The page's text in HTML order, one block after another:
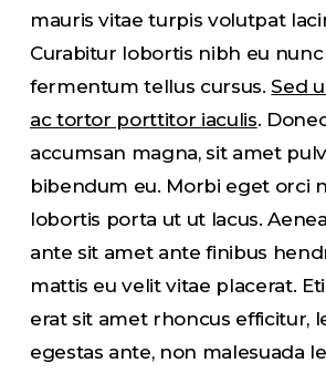
mauris vitae turpis volutpat
Curabitur lobortis nibh eu
fermentum tellus cursus.Sed
ac tortor porttitor iaculis.
accumsan magna, sit amet
bibendum eu. Morbi eget orci
lobortis porta ut ut lacus.
ante sit amet ante finibus
mattis eu velit vitae placerat.
erat sit amet rhoncus efficitur,
egestas ante, non malesuada